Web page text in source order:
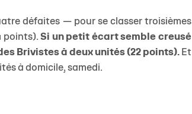
défaites — pour se classer troisièmes
points).Si un petit écart semble creusé
Brivistes à deux unités (22 points). Et
à domicile, samedi.